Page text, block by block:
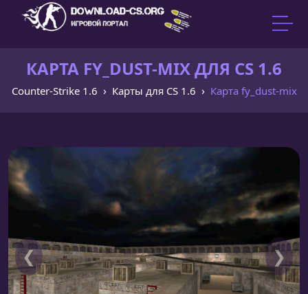
КАРТА FY_DUST-MIX ДЛЯ CS 1.6
Counter-Strike 1.6 Карты для CS 1.6 Карта fy_dust-mix
❮ ❯